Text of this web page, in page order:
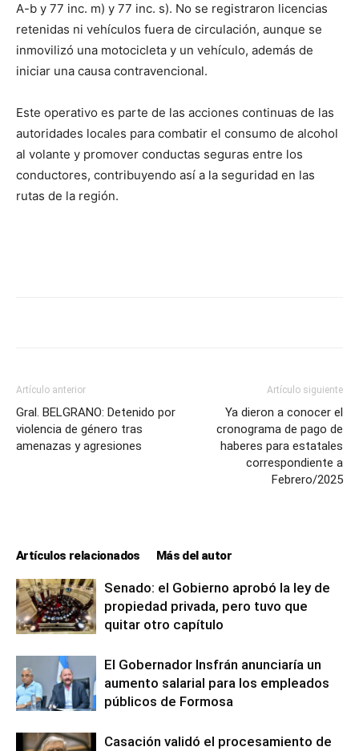
ve…
A-b y 77 inc. m) y 77 inc. s). No se registraron licencias
retenidas ni vehículos fuera de circulación, aunque se
inmovilizó una motocicleta y un vehículo, además de
iniciar una causa contravencional.
Este operativo es parte de las acciones continuas de las
autoridades locales para combatir el consumo de alcohol
al volante y promover conductas seguras entre los
conductores, contribuyendo así a la seguridad en las
rutas de la región.
Artículo anterior
Gral. BELGRANO: Detenido por
violencia de género tras
amenazas y agresiones
Artículo siguiente
Ya dieron a conocer el
cronograma de pago de
haberes para estatales
correspondiente a
Febrero/2025
Artículos relacionados Más del autor
Senado: el Gobierno aprobó la ley de
propiedad privada, pero tuvo que
quitar otro capítulo
El Gobernador Insfrán anunciaría un
aumento salarial para los empleados
públicos de Formosa
Casación validó el procesamiento de